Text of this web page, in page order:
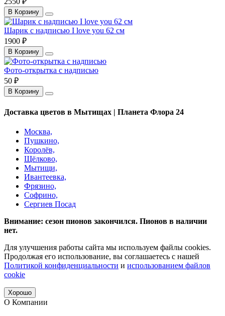
В Корзину
Шарик с надписью I love you 62 см
1900 ₽
В Корзину
Фото-открытка с надписью
50 ₽
В Корзину
Доставка цветов в Мытищах | Планета Флора 24
Москва,
Пушкино,
Королёв,
Щёлково,
Мытищи,
Ивантеевка,
Фрязино,
Софрино,
Сергиев Посад
Внимание: сезон пионов закончился. Пионов в наличии
нет.
Для улучшения работы сайта мы используем файлы cookies.
Продолжая его использование, вы соглашаетесь с нашей
Политикой конфиденциальности и использованием файлов
cookie
Хорошо
О Компании